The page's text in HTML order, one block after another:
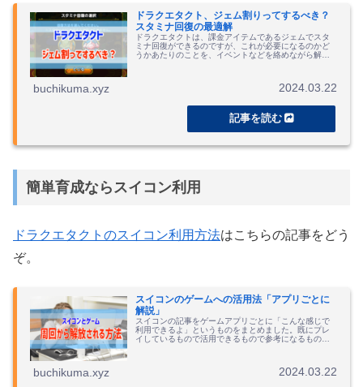
ドラクエタクト、ジェム割りってするべき？
スタミナ回復の最適解
ドラクエタクトは、課金アイテムであるジェムでスタ
ミナ回復ができるのですが、これが必要になるのかど
うかあたりのことを、イベントなどを絡めながら解説
buchikuma.xyz 2024.03.22
簡単育成ならスイコン利用
ドラクエタクトのスイコン利用方法はこちらの記事をどう
ぞ。
スイコンのゲームへの活用法「アプリごとに
解説」
スイコンの記事をゲームアプリごとに「こんな感じで
利用できるよ」というものをまとめました。既にプレ
イしているもので活用できるもので参考になるものが
buchikuma.xyz 2024.03.22